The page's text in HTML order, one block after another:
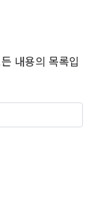
내용의 목록입